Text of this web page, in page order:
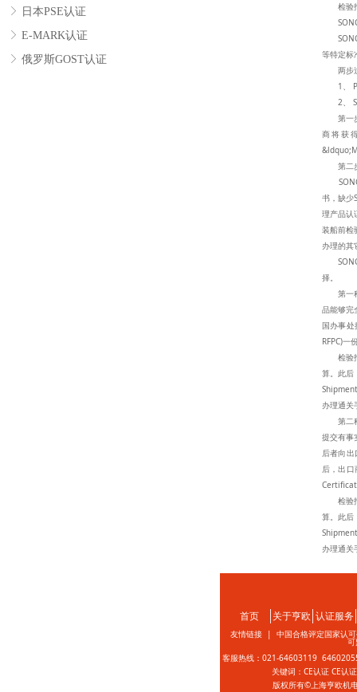
检验报
等特定标
两步
1、
2、
第一步
商将获
第二步
书，缺少
理产品认
装船前检
办理的其
择。
第一种
品能够完
国办事
RFPC)一
检验报
算。此后
办理通关
第二种
提交有事
后者向
后，出
检验报
算。此后
办理通关
ꁕ 日本PSE认证
ꁕ E-MARK认证
ꁕ 俄罗斯GOST认证
首页 关于亨欧 认证服务
友情链接 | 中国合格评定国家认
客服热线：021-64603119
关键词：CE认证 CE认
版权所有©上海亨欧机